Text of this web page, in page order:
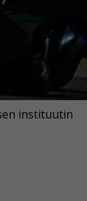
instituutin